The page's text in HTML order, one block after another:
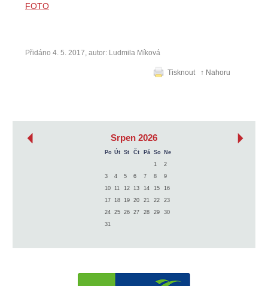
FOTO
Přidáno 4. 5. 2017, autor: Ludmila Míková
Tisknout ↑ Nahoru
Srpen 2026
Po Út St Čt Pá So
Ne
1
2
3
4 5 6 7 8
9
10
11 12 13 14 15
16
17
18 19 20 21 22
23
24
25 26 27 28 29
30
31